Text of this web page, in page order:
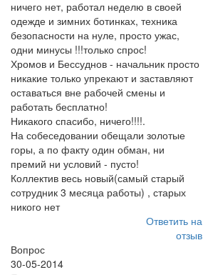
ничего нет, работал неделю в своей
одежде и зимних ботинках, техника
безопасности на нуле, просто ужас,
одни минусы !!!только спрос!
Хромов и Бессуднов - начальник просто
никакие только упрекают и заставляют
оставаться вне рабочей смены и
работать бесплатно!
Никакого спасибо, ничего!!!!.
На собеседовании обещали золотые
горы, а по факту один обман, ни
премий ни условий - пусто!
Коллектив весь новый(самый старый
сотрудник 3 месяца работы) , старых
никого нет
Ответить на
отзыв
Вопрос
30-05-2014